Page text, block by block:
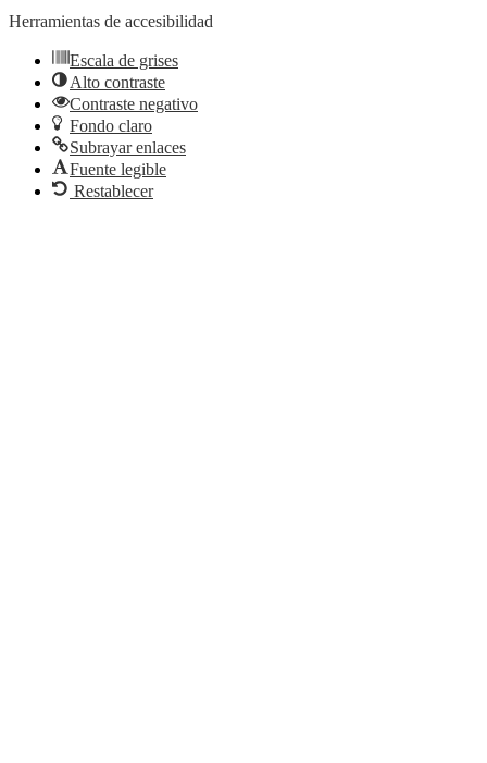
Herramientas de accesibilidad
Escala de grises
Alto contraste
Contraste negativo
Fondo claro
Subrayar enlaces
Fuente legible
Restablecer